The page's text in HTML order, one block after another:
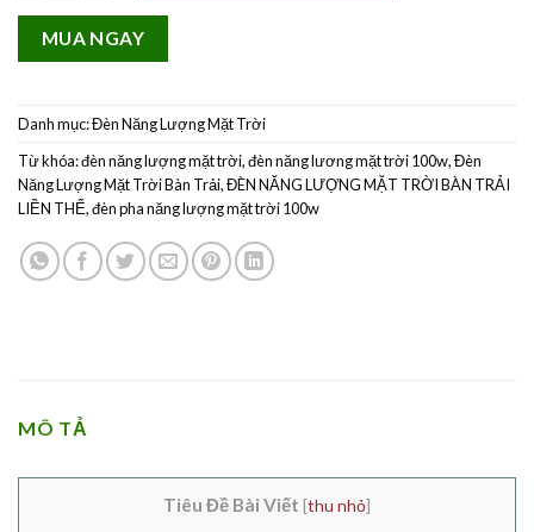
MUA NGAY
Danh mục:Đèn Năng Lượng Mặt Trời
Từ khóa:đèn năng lượng mặt trời,đèn năng lương mặt trời 100w,Đèn
Năng Lượng Mặt Trời Bàn Trải,ĐÈN NĂNG LƯỢNG MẶT TRỜI BÀN TRẢI
LIỀN THỂ,đèn pha năng lượng mặt trời 100w
MÔ TẢ
Tiêu Đề Bài Viết [thu nhỏ]